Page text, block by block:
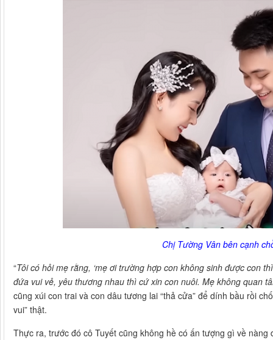
Chị Tường Vân bên cạnh
“Tôi có hỏi mẹ rằng, ‘mẹ ơi trường hợp con không sinh được con
đứa vui vẻ, yêu thương nhau thì cứ xin con nuôi. Mẹ không quan
cũng xúi con trai và con dâu tương lai “thả cửa” để dính bầu rồi
vui” thật.
Thực ra, trước đó cô Tuyết cũng không hề có ấn tượng gì về